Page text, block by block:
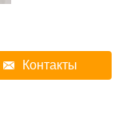
Контакты